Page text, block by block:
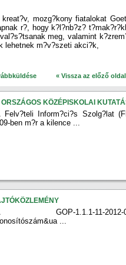
mozg?kony fiatalokat
r?, hogy k?l?nb?z?
meg, valamint
lehetnek m?v?szeti akci?k,
« Vissza az előző
ORSZÁGOS KÖZÉPISKOLAI
Felv?teli Inform?ci?s Szolg?lat
ben m?r a kilence ...
GOP-1.1.1-11-2012-
...